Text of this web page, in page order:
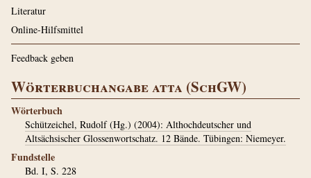
Literatur
Online-Hilfsmittel
Feedback geben
Wörterbuchangabe atta (SchGW)
Wörterbuch
Schützeichel, Rudolf (Hg.) (2004): Althochdeutscher und
Altsächsischer Glossenwortschatz. 12 Bände. Tübingen: Niemeyer.
Fundstelle
Bd. I, S. 228